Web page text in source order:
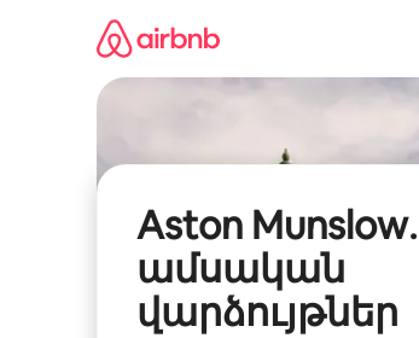
բովանդակությանը
Aston Munslow․
ամսական
վարձույթներ